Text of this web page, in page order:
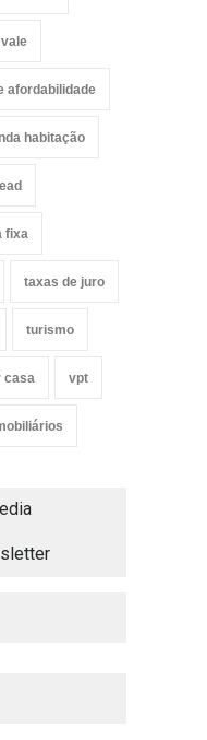
afordabilidade
habitação
fixa
taxas de juro
turismo
casa vpt